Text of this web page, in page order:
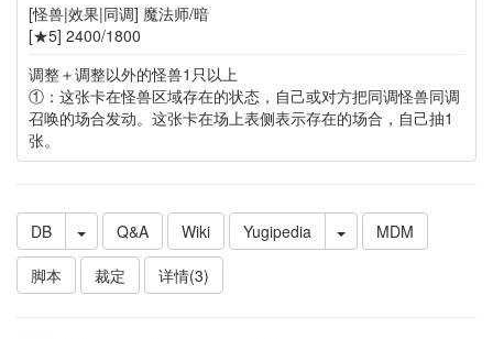
[怪兽|效果|同调] 魔法师/暗
[★5] 2400/1800
调整＋调整以外的怪兽1只以上
①：这张卡在怪兽区域存在的状态，自己或对方把同调怪兽同调
召唤的场合发动。这张卡在场上表侧表示存在的场合，自己抽1
张。
DB Q&A Wiki Yugipedia
MDM
脚本
裁定 详情(3)